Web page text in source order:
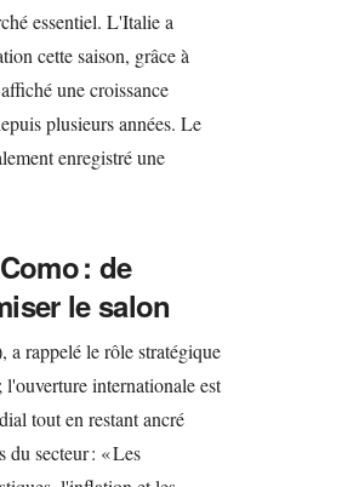
essentiel. L'Italie a
cette saison, grâce à
une croissance
plusieurs années. Le
enregistré une
: de
le salon
rappelé le rôle stratégique
internationale est
tout en restant ancré
du secteur : « Les